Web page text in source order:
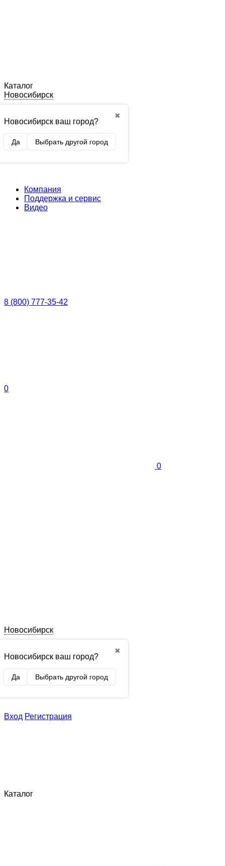
Каталог
Новосибирск
✖
Новосибирск ваш город?
Да Выбрать другой город
Компания
Поддержка и сервис
Видео
8 (800) 777-35-42
0
0
Новосибирск
✖
Новосибирск ваш город?
Да Выбрать другой город
Вход Регистрация
Каталог